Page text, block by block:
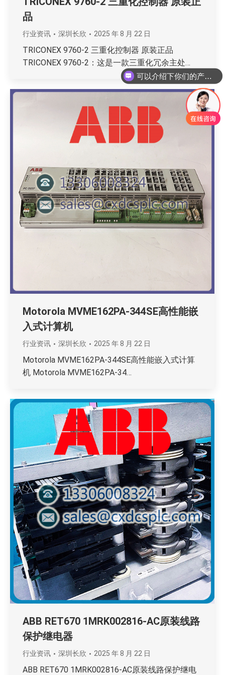
品
行业资讯 深圳长欣 2025 年 8 月 22 日
TRICONEX 9760-2 三重化控制器 原装正品
TRICONEX 9760-2：这是一款三重化冗余主处…
Motorola MVME162PA-344SE高性能嵌
入式计算机
行业资讯 深圳长欣 2025 年 8 月 22 日
Motorola MVME162PA-344SE高性能嵌入式计算
机 Motorola MVME162PA-34…
ABB RET670 1MRK002816-AC原装线路
保护继电器
行业资讯 深圳长欣 2025 年 8 月 22 日
ABB RET670 1MRK002816-AC原装线路保护继电
你们是怎么收费的呢